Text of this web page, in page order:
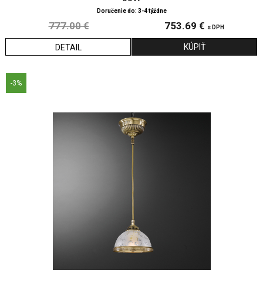
Doručenie do: 3-4 týždne
777.00 € 753.69 € s DPH
DETAIL
-3%